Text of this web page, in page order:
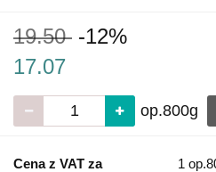
19.50 -12%
17.07
op.800g
Cena z VAT za 1